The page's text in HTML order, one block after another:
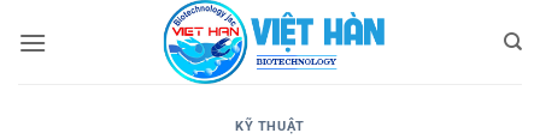
qua
KỸ THUẬT